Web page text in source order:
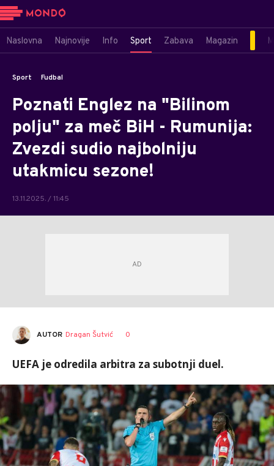
Naslovna Najnovije Info Sport Zabava Magazin
Sport Fudbal
Poznati Englez na "Bilinom
polju" za meč BiH - Rumunija:
Zvezdi sudio najbolniju
utakmicu sezone!
13.11.2025. / 11:45
AUTOR Dragan Šutvić 0
UEFA je odredila arbitra za subotnji duel.